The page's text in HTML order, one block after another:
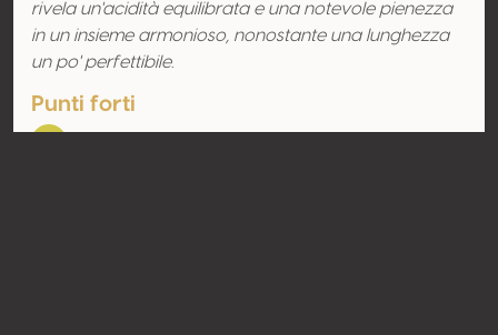
rivela un'acidità equilibrata e una notevole pienezza
in un insieme armonioso, nonostante una lunghezza
un po' perfettibile.
Punti forti